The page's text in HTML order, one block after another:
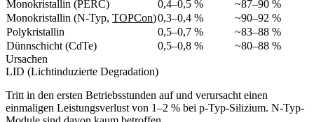
Monokristallin (PERC)
0,4–0,5 %
~87–90 %
Monokristallin (N-Typ, TOPCon)0,3–0,4 %
~90–92 %
Polykristallin
0,5–0,7 %
~83–88 %
Dünnschicht (CdTe)
0,5–0,8 %
~80–88 %
Ursachen
LID (Lichtinduzierte Degradation)
Tritt in den ersten Betriebsstunden auf und verursacht einen
einmaligen Leistungsverlust von 1–2 % bei p-Typ-Silizium. N-Typ-